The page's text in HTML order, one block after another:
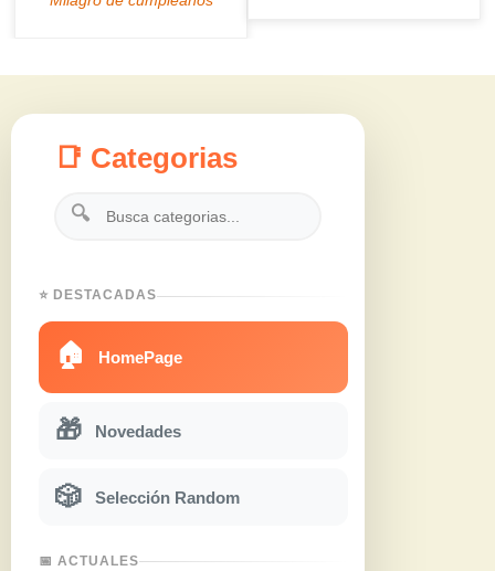
📑 Categorias
🔍
⭐ DESTACADAS
🏠 HomePage
🎁 Novedades
🎲 Selección Random
📅 ACTUALES